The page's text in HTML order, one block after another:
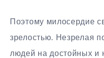
Поэтому милосердие
зрелостью. Незрелая
людей на достойных и